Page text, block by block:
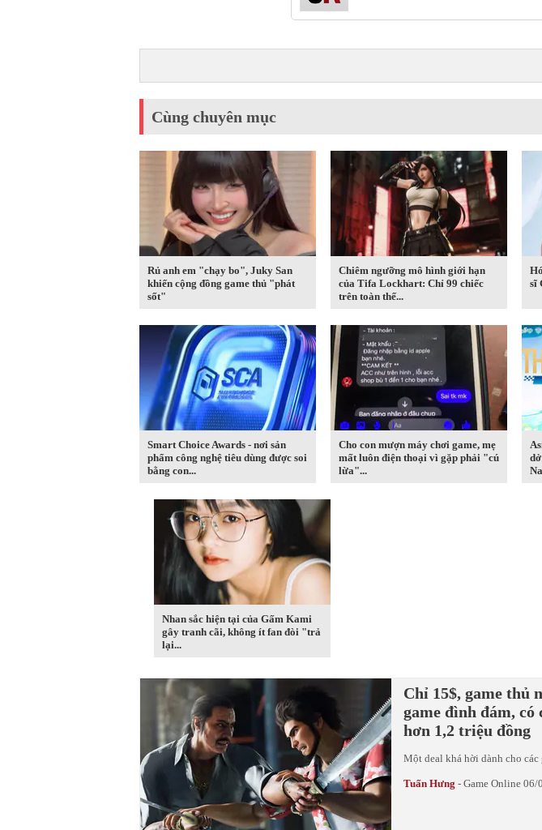
Cùng chuyên mục
Rủ anh em "chạy bo", Juky San
khiến cộng đồng game thủ "phát
sốt"
Chiêm ngưỡng mô hình giới hạn
của Tifa Lockhart: Chỉ 99 chiếc
trên toàn thế...
sĩ
Smart Choice Awards - nơi sản
phẩm công nghệ tiêu dùng được soi
bằng con...
Cho con mượn máy chơi game, mẹ
mất luôn điện thoại vì gặp phải "cú
lừa"...
Nhan sắc hiện tại của Gấm Kami
gây tranh cãi, không ít fan đòi "trả
lại...
Chỉ 15$, game thủ
game đình đám, có
hơn 1,2 triệu đồng
Một deal khá hời dành cho các
Tuấn Hưng - Game Online 06/